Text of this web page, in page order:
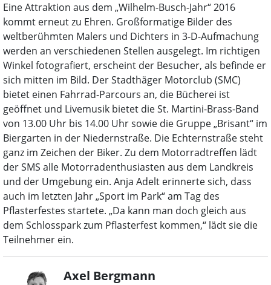
Eine Attraktion aus dem „Wilhelm-Busch-Jahr“ 2016
kommt erneut zu Ehren. Großformatige Bilder des
weltberühmten Malers und Dichters in 3-D-Aufmachung
werden an verschiedenen Stellen ausgelegt. Im richtigen
Winkel fotografiert, erscheint der Besucher, als befinde er
sich mitten im Bild. Der Stadthäger Motorclub (SMC)
bietet einen Fahrrad-Parcours an, die Bücherei ist
geöffnet und Livemusik bietet die St. Martini-Brass-Band
von 13.00 Uhr bis 14.00 Uhr sowie die Gruppe „Brisant“ im
Biergarten in der Niedernstraße. Die Echternstraße steht
ganz im Zeichen der Biker. Zu dem Motorradtreffen lädt
der SMS alle Motorradenthusiasten aus dem Landkreis
und der Umgebung ein. Anja Adelt erinnerte sich, dass
auch im letzten Jahr „Sport im Park“ am Tag des
Pflasterfestes startete. „Da kann man doch gleich aus
dem Schlosspark zum Pflasterfest kommen,“ lädt sie die
Teilnehmer ein.
Axel Bergmann